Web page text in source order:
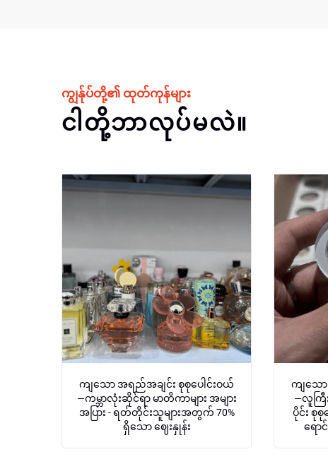
ကျွန်ုပ်တို့၏ ထုတ်ကုန်များ
ငါတို့ဘာလုပ်မလဲ။
ကျသော အရည်အချင်း စုစုပေါင်းဝယ်
—ကမ္ဘာလုံးဆိုင်ရာ မာတိကာများ အများ
အပြား - ရတ်တိုင်းသူများအတွက် 70%
ရှိသော ဈေးနှုန်း
ကျသော
—လူကြီ
ပိုင်း စုစု
ရေ